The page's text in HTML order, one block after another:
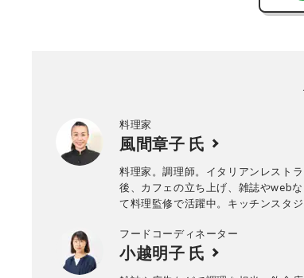
料理家
風間章子 氏
料理家。調理師。イタリアンレスト
後、カフェの立ち上げ、雑誌やweb
て料理監修で活躍中。キッチンスタ
フードコーディネーター
小越明子 氏